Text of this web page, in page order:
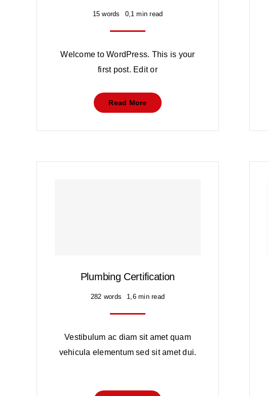
15 words 0,1 min read
Welcome to WordPress. This is your
first post. Edit or
Read More
Plumbing Certification
282 words 1,6 min read
Vestibulum ac diam sit amet quam
vehicula elementum sed sit amet dui.